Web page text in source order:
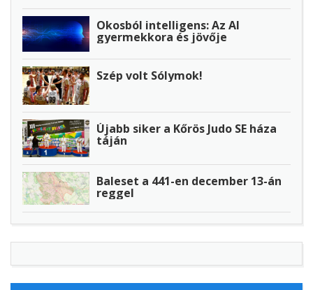
Okosból intelligens: Az AI
gyermekkora és jövője
Szép volt Sólymok!
Újabb siker a Kőrös Judo SE háza
táján
Baleset a 441-en december 13-án
reggel